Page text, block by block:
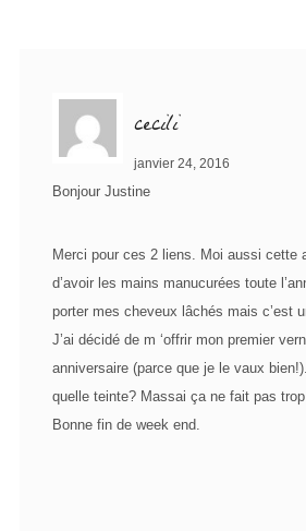
cecili
janvier 24, 2016
Bonjour Justine
Merci pour ces 2 liens. Moi aussi cette
d’avoir les mains manucurées toute
porter mes cheveux lâchés mais c’est
J’ai décidé de m ‘offrir mon premier
anniversaire (parce que je le vaux
quelle teinte? Massai ça ne fait pas
Bonne fin de week end.